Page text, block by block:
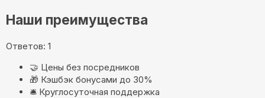
Наши преимущества
Ответов: 1
🤝 Цены без посредников
🎁 Кэшбэк бонусами до 30%
🛎️ Круглосуточная поддержка